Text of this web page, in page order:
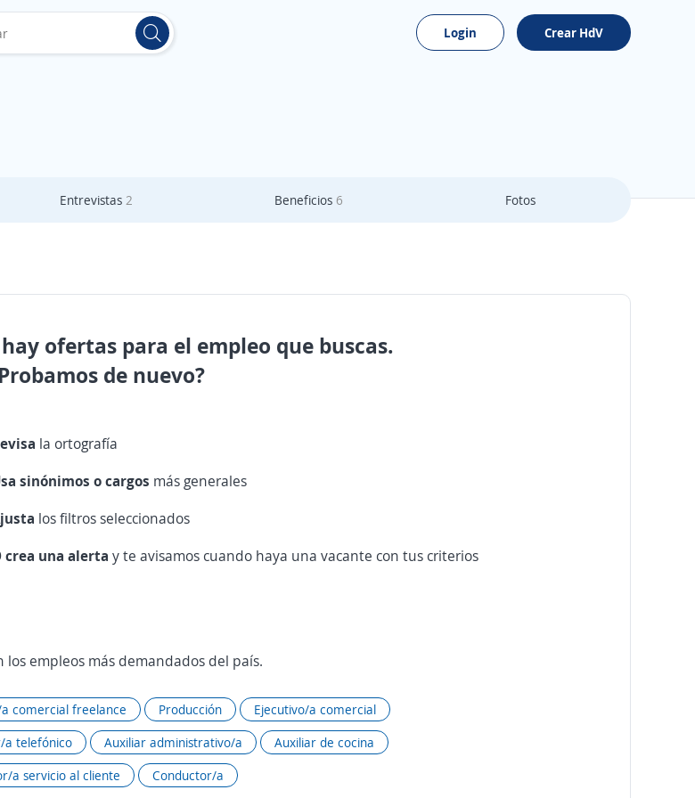
Login Crear HdV
Entrevistas 2 Beneficios 6 Fotos
hay ofertas para el empleo que buscas.
de nuevo?
la ortografía
sinónimos o cargos más generales
los filtros seleccionados
crea una alertay te avisamos cuando haya una vacante con tus criterios
los empleos más demandados del país.
comercial freelance Producción
Ejecutivo/a comercial
a telefónico Auxiliar administrativo/a
Auxiliar de cocina
a servicio al cliente
Conductor/a